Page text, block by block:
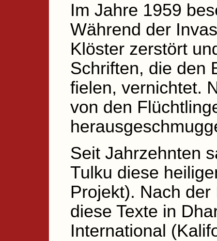
Im Jahre 1959
Während der
Klöster zerstört
Schriften, die den
fielen, vernichtet.
von den
Seit Jahrzehnten
Tulku diese
Projekt). Nach
diese Texte in
International